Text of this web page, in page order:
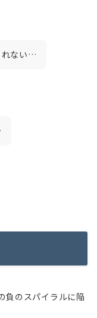
れない…
負のスパイラルに陥